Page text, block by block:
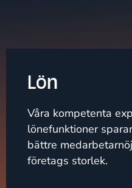
Lön
Våra kompetenta
lönefunktioner
bättre
företags storlek.